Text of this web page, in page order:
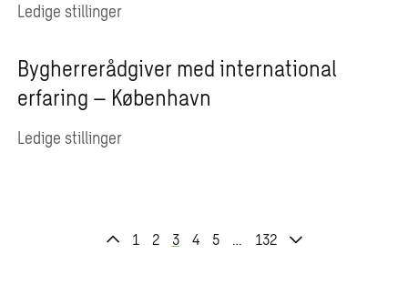
Ledige stillinger
Bygherrerådgiver med international
erfaring – København
Ledige stillinger
1 2 3 4 5 … 132